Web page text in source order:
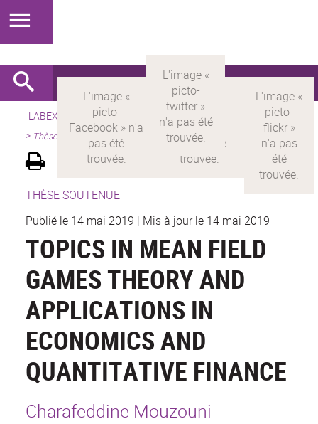
LABEX > LABEX MILYON Version française
Présentation
> Thèses
THÈSE SOUTENUE
Publié le 14 mai 2019 | Mis à jour le 14 mai 2019
TOPICS IN MEAN FIELD
GAMES THEORY AND
APPLICATIONS IN
ECONOMICS AND
QUANTITATIVE FINANCE
Charafeddine Mouzouni